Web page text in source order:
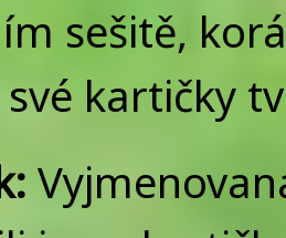
sešitě,
kartičky